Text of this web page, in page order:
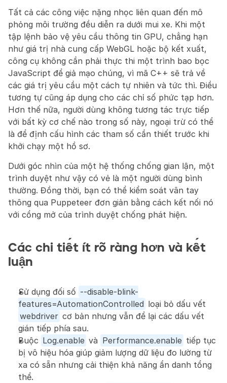
Tất cả các công việc nặng nhọc liên quan đến mô
phỏng môi trường đều diễn ra dưới mui xe. Khi một
tập lệnh bảo vệ yêu cầu thông tin GPU, chẳng hạn
như giá trị nhà cung cấp WebGL hoặc bộ kết xuất,
công cụ không cần phải thực thi một trình bao bọc
JavaScript để giả mạo chúng, vì mã C++ sẽ trả về
các giá trị yêu cầu một cách tự nhiên và tức thì. Điều
tương tự cũng áp dụng cho các chỉ số phức tạp hơn.
Hơn thế nữa, người dùng không tương tác trực tiếp
với bất kỳ cơ chế nào trong số này, ngoại trừ có thể
là để định cấu hình các tham số cần thiết trước khi
khởi chạy một hồ sơ.
Dưới góc nhìn của một hệ thống chống gian lận, một
trình duyệt như vậy có vẻ là một người dùng bình
thường. Đồng thời, bạn có thể kiểm soát vân tay
thông qua Puppeteer đơn giản bằng cách kết nối nó
với cổng mở của trình duyệt chống phát hiện.
Các chi tiết ít rõ ràng hơn và kết
luận
Sử dụng đối số --disable-blink-
features=AutomationControlled
webdriver cơ bản nhưng vẫn để lại các dấu vết
gián tiếp phía sau.
Buộc Log.enable và Performance.enable tiếp tục
bị vô hiệu hóa giúp giảm lượng dữ liệu đo lường từ
xa có sẵn nhưng cải thiện khả năng ẩn danh tổng
thể.